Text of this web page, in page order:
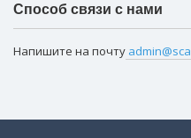
Способ связи с нами
Напишите на почту